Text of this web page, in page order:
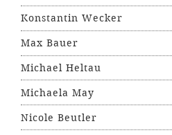
Konstantin Wecker
Max Bauer
Michael Heltau
Michaela May
Nicole Beutler